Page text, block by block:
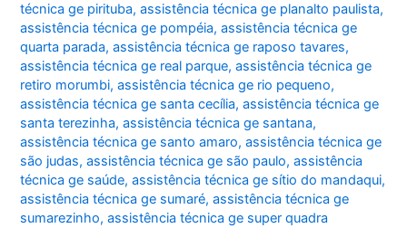
técnica ge pirituba,assistência técnica ge planalto paulista,
assistência técnica ge pompéia,assistência técnica ge
quarta parada,assistência técnica ge raposo tavares,
assistência técnica ge real parque,assistência técnica ge
retiro morumbi,assistência técnica ge rio pequeno,
assistência técnica ge santa cecília,assistência técnica ge
santa terezinha,assistência técnica ge santana,
assistência técnica ge santo amaro,assistência técnica ge
são judas,assistência técnica ge são paulo,assistência
técnica ge saúde,assistência técnica ge sítio do mandaqui,
assistência técnica ge sumaré,assistência técnica ge
sumarezinho,assistência técnica ge super quadra